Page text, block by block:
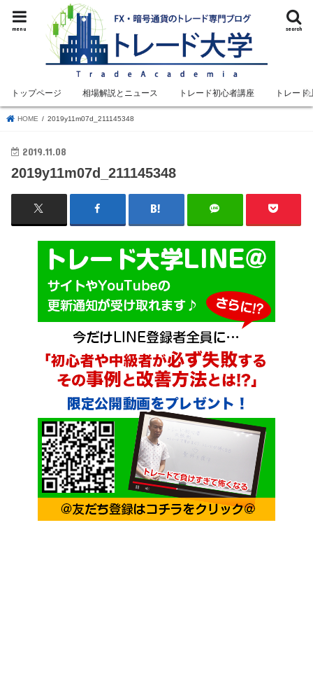
search
menu
トップページ 相場解説とニュース トレード初心者講座 トレード
HOME 2019y11m07d_211145348
2019.11.08
2019y11m07d_211145348